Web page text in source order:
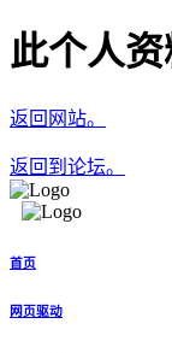
此个人资
返回网站。
返回到论坛。
首页
网页驱动